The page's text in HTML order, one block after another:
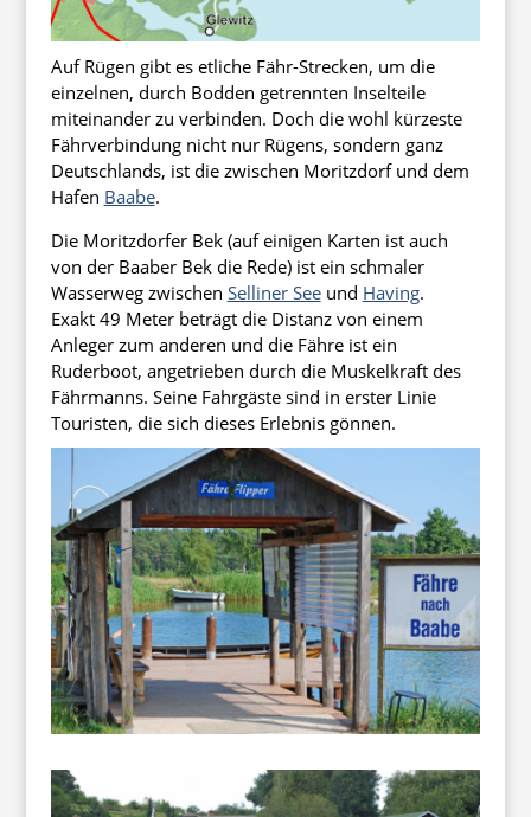
Auf Rügen gibt es etliche Fähr-Strecken, um die
einzelnen, durch Bodden getrennten Inselteile
miteinander zu verbinden. Doch die wohl kürzeste
Fährverbindung nicht nur Rügens, sondern ganz
Deutschlands, ist die zwischen Moritzdorf und dem
Hafen Baabe.
Die Moritzdorfer Bek (auf einigen Karten ist auch
von der Baaber Bek die Rede) ist ein schmaler
Wasserweg zwischen Selliner Seeund Having.
Exakt 49 Meter beträgt die Distanz von einem
Anleger zum anderen und die Fähre ist ein
Ruderboot, angetrieben durch die Muskelkraft des
Fährmanns. Seine Fahrgäste sind in erster Linie
Touristen, die sich dieses Erlebnis gönnen.